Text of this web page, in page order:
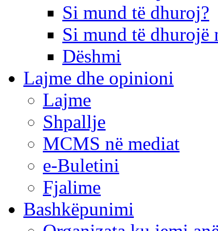
Si mund të dhuroj?
Si mund të dhurojë
Dëshmi
Lajme dhe opinioni
Lajme
Shpallje
MCMS në mediat
e-Buletini
Fjalime
Bashkëpunimi